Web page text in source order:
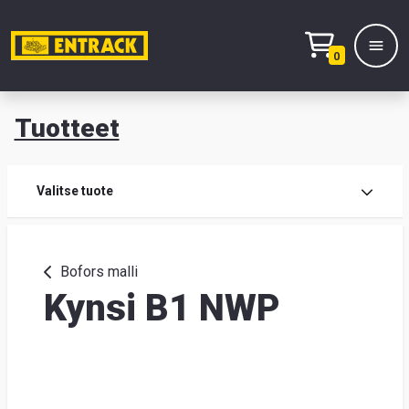
0
Tuotteet
Valitse tuote
Bofors malli
Kynsi B1 NWP